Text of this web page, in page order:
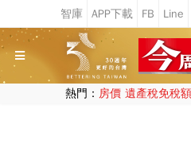
熱門： 房價 遺產稅免稅額